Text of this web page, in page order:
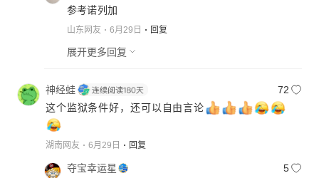
参考诺列加
山东网友 6月29日 回复
展开更多回复
神经蛙
72
这个监狱条件好，还可以自由言论
湖南网友 6月29日 回复
夺宝幸运星
5